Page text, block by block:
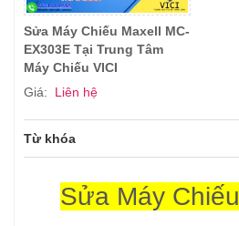
Sửa Máy Chiếu Maxell MC-
EX303E Tại Trung Tâm
Máy Chiếu VICI
Giá:
Liên hệ
Từ khóa
Sửa Máy